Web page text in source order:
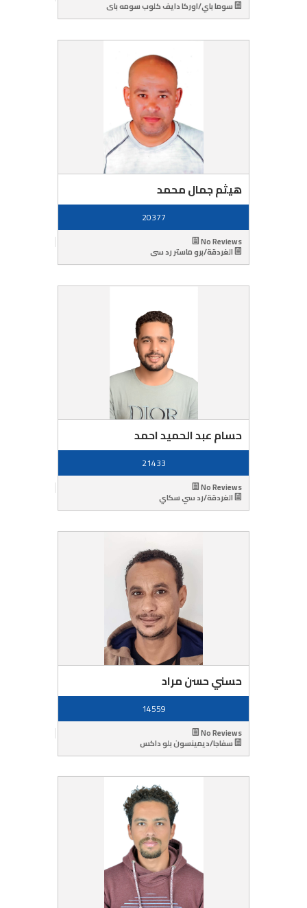
سوما باي/اوركا دايف كلوب سومه باى
هيثم جمال محمد
20377
No Reviews
الغردقة/برو ماستر رد سى
حسام عبد الحميد احمد
21433
No Reviews
الغردقة/رد سي سكاي
حسني حسن مراد
14559
No Reviews
سفاجا/ديمينسون بلو داكس